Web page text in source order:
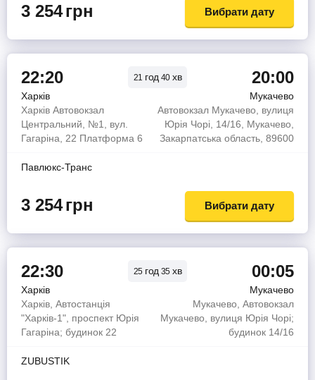
3 254грн Вибрати дату
22:20 21 год 40 хв 20:00
Харків
Мукачево
Харків Автовокзал
Центральний, №1, вул.
Гагаріна, 22 Платформа 6
Автовокзал Мукачево, вулиця
Юрія Чорі, 14/16, Мукачево,
Закарпатська область, 89600
Павлюкс-Транс
3 254грн Вибрати дату
22:30 25 год 35 хв 00:05
Харків
Мукачево
Харків, Автостанція
"Харків-1", проспект Юрія
Гагаріна; будинок 22
Мукачево, Автовокзал
Мукачево, вулиця Юрія Чорі;
будинок 14/16
ZUBUSTIK